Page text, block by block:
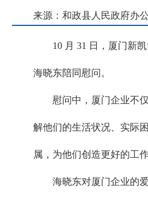
来源：和政县人民政府办
10 月 31 日，厦门新
海晓东陪同慰问。
慰问中，厦门企业不
解他们的生活状况、实际
属，为他们创造更好的工
海晓东对厦门企业的